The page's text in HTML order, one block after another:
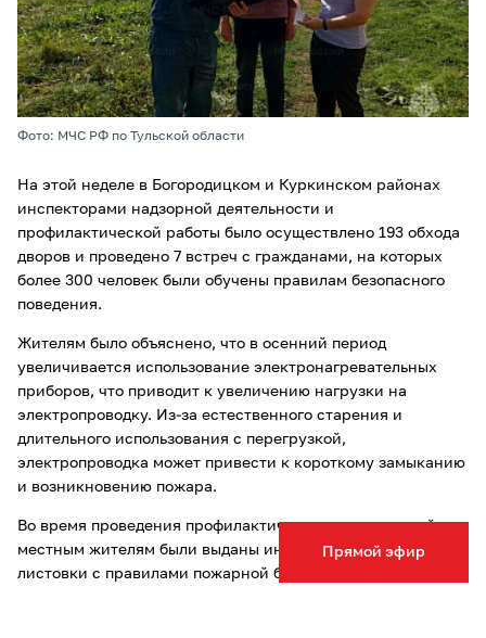
Прямой эфир
Фото: МЧС РФ по Тульской области
На этой неделе в Богородицком и Куркинском районах
инспекторами надзорной деятельности и
профилактической работы было осуществлено 193 обхода
дворов и проведено 7 встреч с гражданами, на которых
более 300 человек были обучены правилам безопасного
поведения.
Жителям было объяснено, что в осенний период
увеличивается использование электронагревательных
приборов, что приводит к увеличению нагрузки на
электропроводку. Из-за естественного старения и
длительного использования с перегрузкой,
электропроводка может привести к короткому замыканию
и возникновению пожара.
Во время проведения профилактических мероприятий
местным жителям были выданы информационные
листовки с правилами пожарной безопасности.